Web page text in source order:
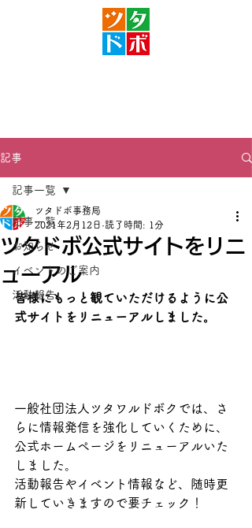
記事
記事一覧
お知らせ
イベントのご案内
活動報告
記事一覧
ツタドボ公式サイトをリニ
ューアル
ツタドボ事務局
2021年2月12日 読了時間: 1分
皆様にもっと観ていただけるように公
式サイトをリニューアルしました。
一般社団法人ツタワルドボクでは、さ
らに情報発信を強化していくために、
公式ホームページをリニューアルいた
しました。
活動報告やイベント情報など、随時更
新していきますので要チェック！